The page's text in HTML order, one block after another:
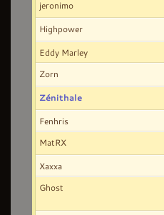
jeronimo
Highpower
Eddy Marley
Zorn
Zénithale
Fenhris
MatRX
Xaxxa
Ghost